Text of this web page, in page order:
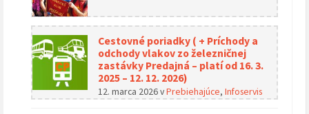
Cestovné poriadky ( + Príchody a
odchody vlakov zo železničnej
zastávky Predajná – platí od 16. 3.
2025 – 12. 12. 2026)
12. marca 2026vPrebiehajúce, Infoservis